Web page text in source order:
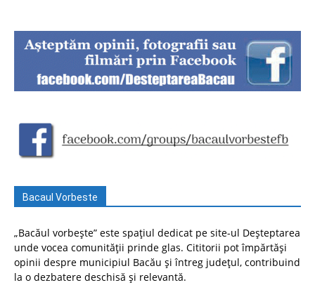
Bacaul Vorbeste
„Bacăul vorbește” este spațiul dedicat pe site-ul Deșteptarea
unde vocea comunității prinde glas. Cititorii pot împărtăși
opinii despre municipiul Bacău și întreg județul, contribuind
la o dezbatere deschisă și relevantă.